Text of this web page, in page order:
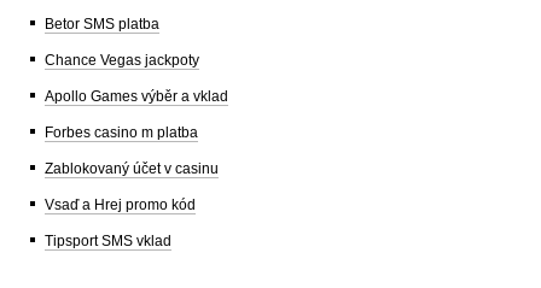
Betor SMS platba
Chance Vegas jackpoty
Apollo Games výběr a vklad
Forbes casino m platba
Zablokovaný účet v casinu
Vsaď a Hrej promo kód
Tipsport SMS vklad